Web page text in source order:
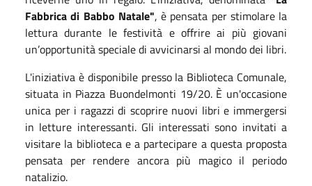
Fabbrica di Babbo Natale", è pensata per stimolare la
lettura durante le festività e offrire ai più giovani
un’opportunità speciale di avvicinarsi al mondo dei libri.
L'iniziativa è disponibile presso la Biblioteca Comunale,
situata in Piazza Buondelmonti 19/20. È un'occasione
unica per i ragazzi di scoprire nuovi libri e immergersi
in letture interessanti. Gli interessati sono invitati a
visitare la biblioteca e a partecipare a questa proposta
pensata per rendere ancora più magico il periodo
natalizio.